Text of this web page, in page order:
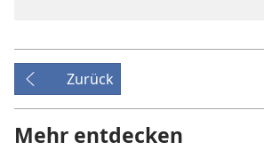
Zurück
Mehr entdecken